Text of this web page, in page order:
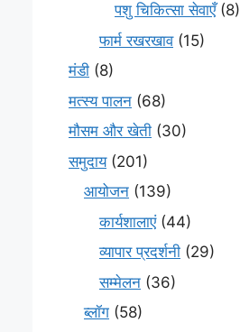
पशु चिकित्सा सेवाएँ(8)
फार्म रखरखाव(15)
मंडी (8)
मत्स्य पालन (68)
मौसम और खेती (30)
समुदाय(201)
आयोजन (139)
कार्यशालाएं(44)
व्यापार प्रदर्शनी (29)
सम्मेलन (36)
ब्लॉग (58)